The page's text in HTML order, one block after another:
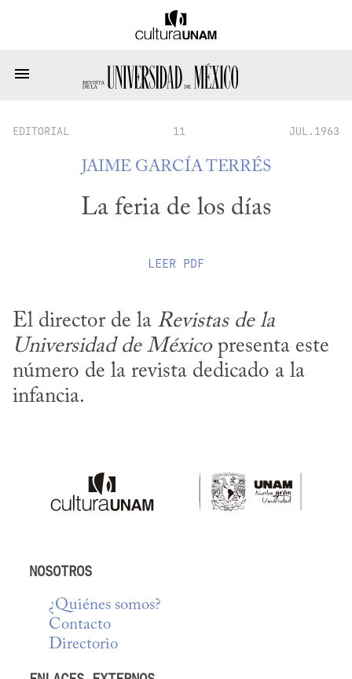
EDITORIAL 11 JUL.1963
JAIME GARCÍA TERRÉS
La feria de los días
LEER PDF
El director de la Revistas de la
Universidad de México presenta este
número de la revista dedicado a la
infancia.
NOSOTROS
¿Quiénes somos?
Contacto
Directorio